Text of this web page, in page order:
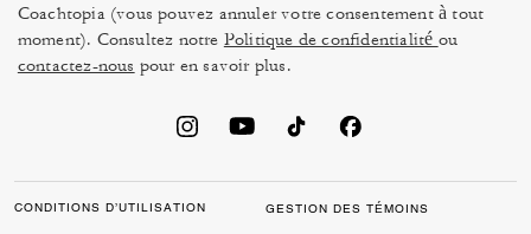
Coachtopia (vous pouvez annuler votre consentement à tout
moment). Consultez notre Politique de confidentialité ou
contactez-nous pour en savoir plus.
CONDITIONS D’UTILISATION GESTION DES TÉMOINS